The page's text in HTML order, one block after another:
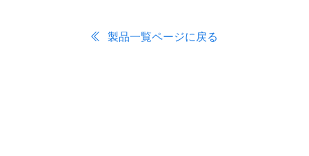
製品一覧ページに戻る